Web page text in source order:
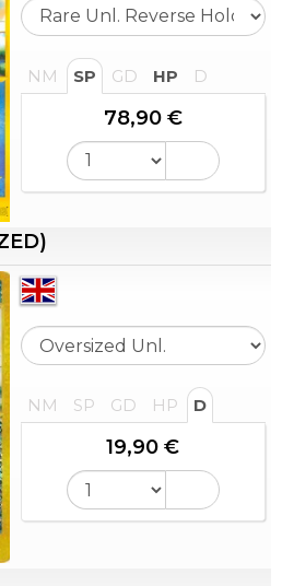
NM SP GD HP D
78,90 €
NM SP GD HP D
19,90 €